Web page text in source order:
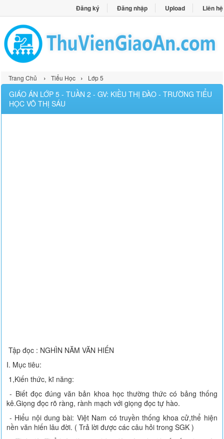
Đăng ký Đăng nhập Upload Liên hệ
Trang Chủ › Tiểu Học › Lớp 5
GIÁO ÁN LỚP 5 - TUẦN 2 - GV: KIỀU THỊ ĐÀO - TRƯỜNG TIỂU
HỌC VÕ THỊ SÁU
Tập đọc : NGHÌN NĂM VĂN HIẾN
I. Mục tiêu:
1,Kiến thức, kĩ năng:
- Biết đọc đúng văn bản khoa học thường thức có bảng thống
kê.Giọng đọc rõ ràng, rành mạch với giọng đọc tự hào.
- Hiểu nội dung bài: Việt Nam có truyền thống khoa cử,thể hiện
nền văn hiến lâu đời. ( Trả lời được các câu hỏi trong SGK )